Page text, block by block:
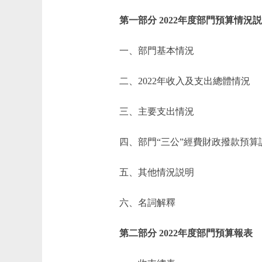
第一部分 2022年度部門預算情況
一、部門基本情況
二、2022年收入及支出總體情況
三、主要支出情況
四、部門“三公”經費財政撥款預算
五、其他情況説明
六、名詞解釋
第二部分 2022年度部門預算報表